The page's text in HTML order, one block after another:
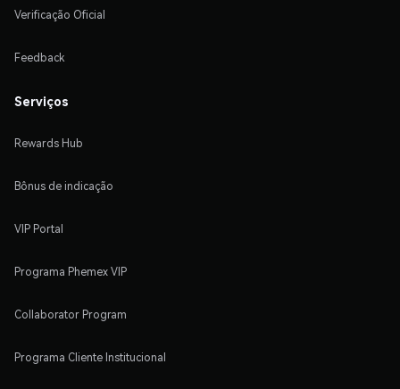
Verificação Oficial
Feedback
Serviços
Rewards Hub
Bônus de indicação
VIP Portal
Programa Phemex VIP
Collaborator Program
Programa Cliente Institucional